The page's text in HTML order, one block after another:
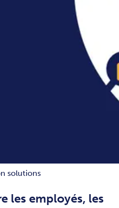
solutions
les employés, les